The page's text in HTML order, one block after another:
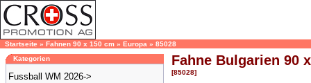
Startseite » Fahnen 90 x 150 cm » Europa » 85028
Kategorien
Fussball WM 2026->
Fahne Bulgarien 90
[85028]